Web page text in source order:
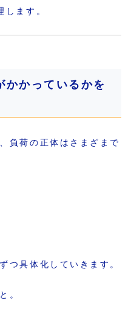
ます。
かっているかを
負荷の正体はさまざまで
つ具体化していきます。
。